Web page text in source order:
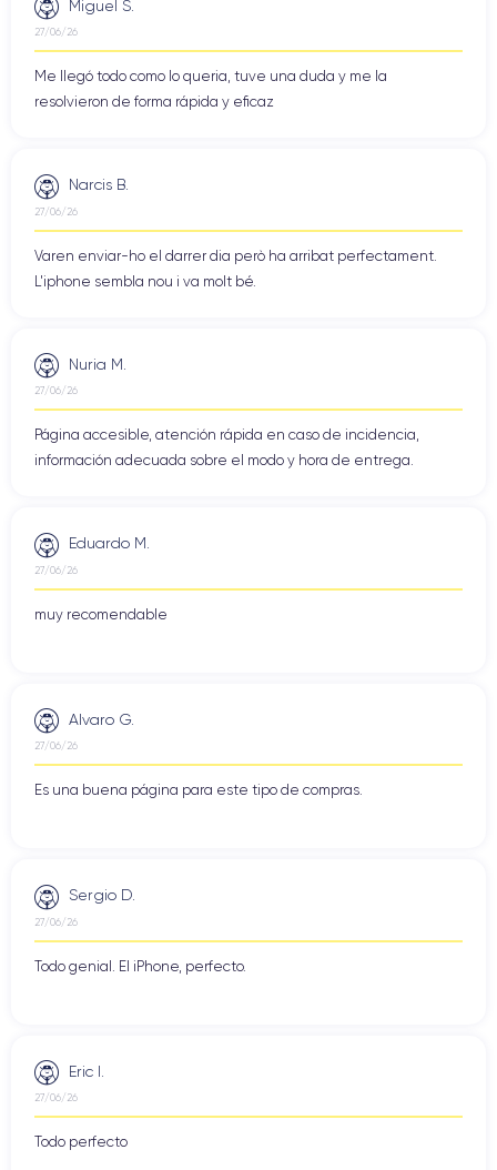
Miguel S.
27/06/26
Me llegó todo como lo queria, tuve una duda y me la
resolvieron de forma rápida y eficaz
Narcis B.
27/06/26
Varen enviar-ho el darrer dia però ha arribat perfectament.
L'iphone sembla nou i va molt bé.
Nuria M.
27/06/26
Página accesible, atención rápida en caso de incidencia,
información adecuada sobre el modo y hora de entrega.
Eduardo M.
27/06/26
muy recomendable
Alvaro G.
27/06/26
Es una buena página para este tipo de compras.
Sergio D.
27/06/26
Todo genial. El iPhone, perfecto.
Eric I.
27/06/26
Todo perfecto